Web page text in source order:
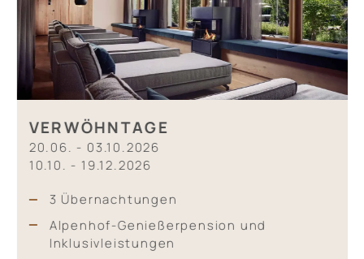
VERWÖHNTAGE
20.06. - 03.10.2026
10.10. - 19.12.2026
3 Übernachtungen
Alpenhof-Genießerpension und
Inklusivleistungen